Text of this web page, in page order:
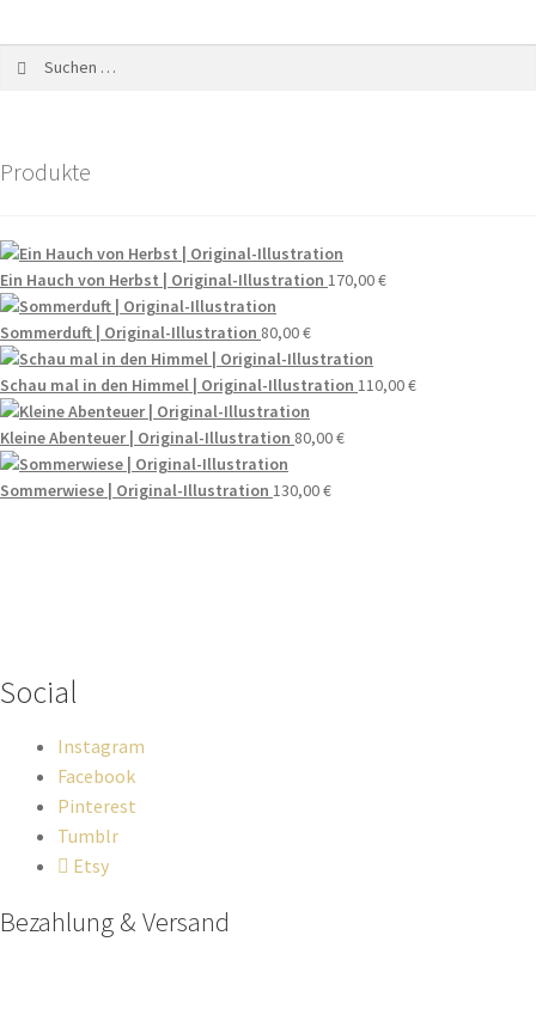
Produkte
Ein Hauch von Herbst | Original-Illustration 170,00€
Sommerduft | Original-Illustration 80,00€
Schau mal in den Himmel | Original-Illustration 110,00€
Kleine Abenteuer | Original-Illustration 80,00€
Sommerwiese | Original-Illustration 130,00€
Social
Instagram
Facebook
Pinterest
Tumblr
Etsy
Bezahlung & Versand